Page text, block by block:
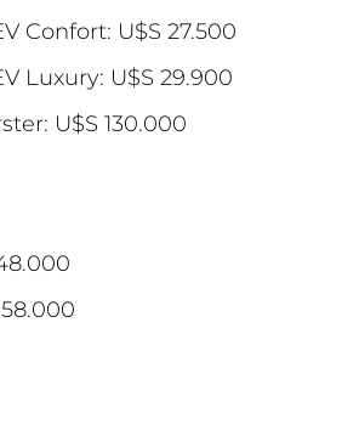
Confort: U$S 27.500
Luxury: U$S 29.900
U$S 130.000
58.000